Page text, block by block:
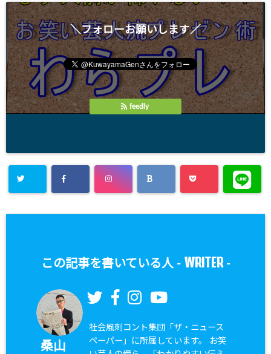
レ
ー
ヤ
ー
＼フォローお願いします／
feedly
この記事を書いている人 - WRITER-
桑山
社会風刺コント集団「ザ・ニュース
ペーパー」に所属しています。 お笑